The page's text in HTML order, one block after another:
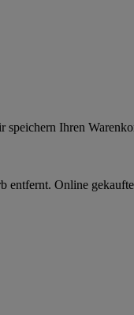
Ihren
Online